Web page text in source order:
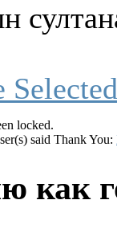
locked.
said Thank You:
как